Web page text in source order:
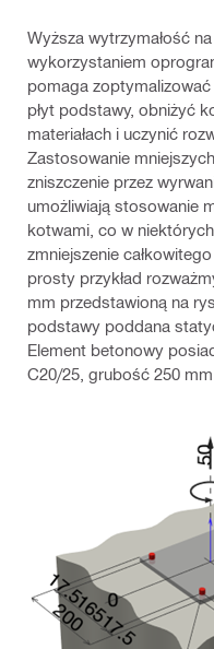
Wyższa wytrzymałość
wykorzystaniem
pomaga
płyt podstawy, obniżyć
materiałach i uczynić
Zastosowanie
zniszczenie przez
umożliwiają stosowanie
kotwami, co w
zmniejszenie
prosty przykład
mm przedstawioną na
podstawy poddana
Element betonowy
C20/25, grubość 250